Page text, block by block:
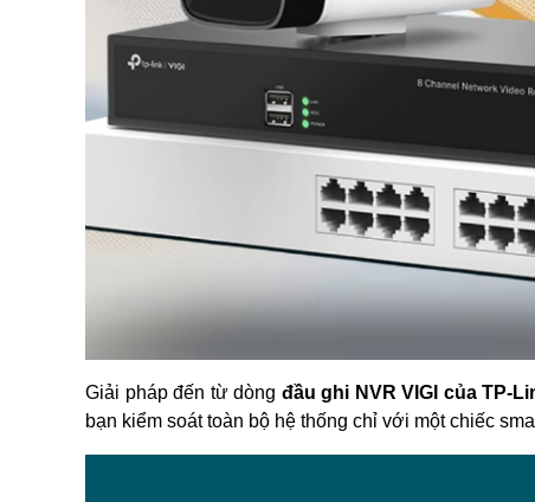
Giải pháp đến từ dòng đầu ghi NVR VIGI của TP-
bạn kiểm soát toàn bộ hệ thống chỉ với một chiếc